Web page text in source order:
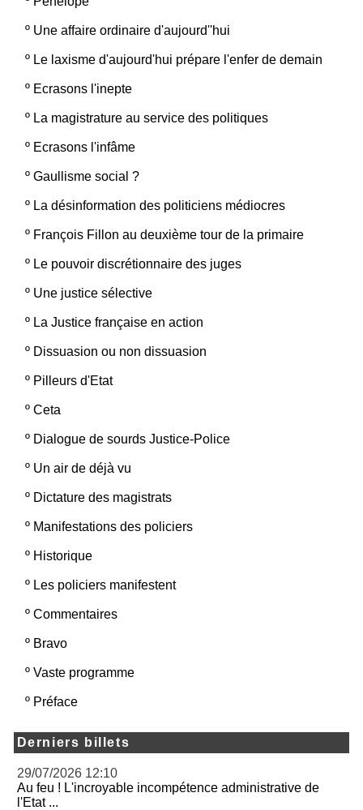
º Une affaire ordinaire d'aujourd''hui
º Le laxisme d'aujourd'hui prépare l'enfer de demain
º Ecrasons l'inepte
º La magistrature au service des politiques
º Ecrasons l'infâme
º Gaullisme social ?
º La désinformation des politiciens médiocres
º François Fillon au deuxième tour de la primaire
º Le pouvoir discrétionnaire des juges
º Une justice sélective
º La Justice française en action
º Dissuasion ou non dissuasion
º Pilleurs d'Etat
º Ceta
º Dialogue de sourds Justice-Police
º Un air de déjà vu
º Dictature des magistrats
º Manifestations des policiers
º Historique
º Les policiers manifestent
º Commentaires
º Bravo
º Vaste programme
º Préface
Derniers billets
29/07/2026 12:10
Au feu ! L'incroyable incompétence administrative de
l'Etat ...